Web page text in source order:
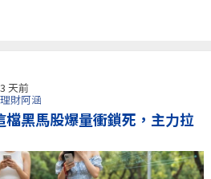
天前
財阿涵
黑馬股爆量衝鎖死，主力拉